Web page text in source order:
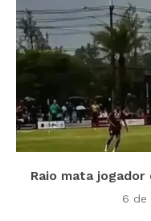
Raio mata
6 de